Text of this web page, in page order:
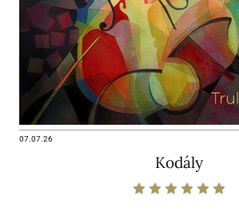
07.07.26
Kodály